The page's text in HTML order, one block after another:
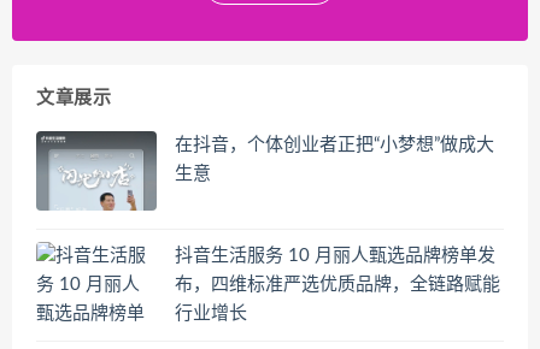
文章展示
在抖音，个体创业者正把“小梦想”做成大
生意
抖音生活服务 10 月丽人甄选品牌榜单发
布，四维标准严选优质品牌，全链路赋能
行业增长